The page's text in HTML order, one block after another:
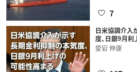
7
日米協調介入
度、日銀9月
愛宕 伸康